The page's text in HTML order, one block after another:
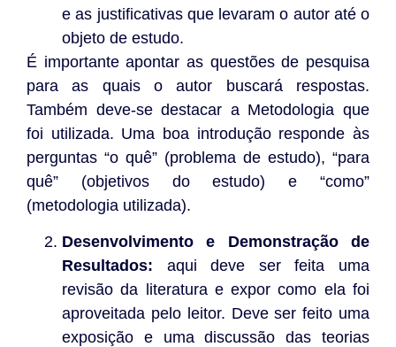
e as justificativas que levaram o autor até o
objeto de estudo.
É importante apontar as questões de pesquisa
para as quais o autor buscará respostas.
Também deve-se destacar a Metodologia que
foi utilizada. Uma boa introdução responde às
perguntas “o quê” (problema de estudo), “para
quê” (objetivos do estudo) e “como”
(metodologia utilizada).
Desenvolvimento e Demonstração de
Resultados: aqui deve ser feita uma
revisão da literatura e expor como ela foi
aproveitada pelo leitor. Deve ser feito uma
exposição e uma discussão das teorias